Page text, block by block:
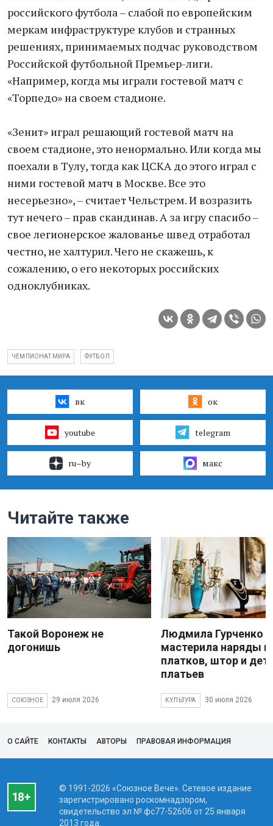
российского футбола – слабой по европейским
меркам инфраструктуре клубов и странных
решениях, принимаемых подчас руководством
Российской футбольной Премьер-лиги.
«Например, когда мы играли гостевой матч с
«Торпедо» на своем стадионе.
«Зенит» играл решающий гостевой матч на
своем стадионе, это ненормально. Или когда мы
поехали в Тулу, тогда как ЦСКА до этого играл с
ними гостевой матч в Москве. Все это
несерьезно», – считает Чельстрем. И возразить
тут нечего – прав скандинав. А за игру спасибо –
свое легионерское жалованье швед отработал
честно, не халтурил. Чего не скажешь, к
сожалению, о его некоторых российских
одноклубниках.
ЧЕМПИОНАТ МИРА ФУТБОЛ
вк ок
youtube telegram
ru–by макс
Читайте также
Такой Воронеж не
догонишь
СОЮЗНОЕ 29 июля 2026
Людмила Гурченко
мастерила наряды
платков, штор и
платьев
КУЛЬТУРА 30 июля 2026
О САЙТЕ КОНТАКТЫ АВТОРЫ ПРАВОВАЯ ИНФОРМАЦИЯ
© 1991-2026 «Союзное Вече». Сетевое издание
зарегистрировано роскомнадзором,
свидетельство эл № фc77-52606 от 25 января
2013 года.